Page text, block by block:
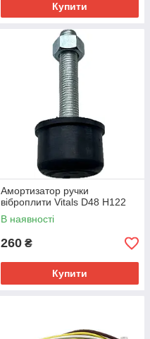
Купити
Амортизатор ручки
віброплити Vitals D48 H122
В наявності
260 ₴
Купити